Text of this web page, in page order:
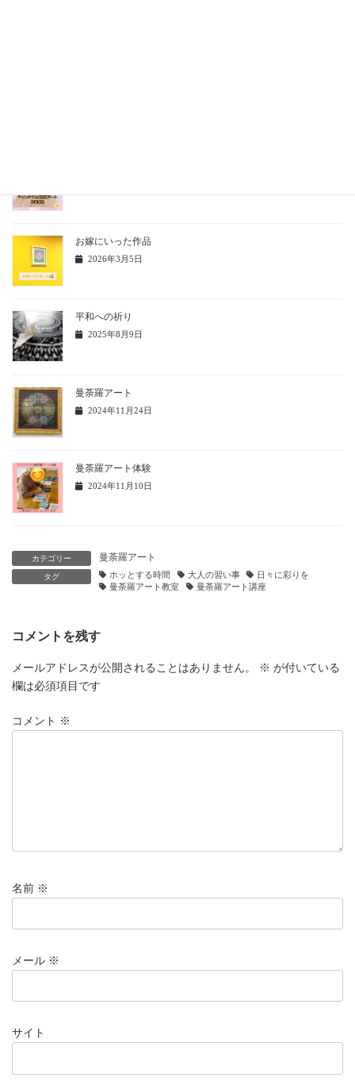
お嫁にいった作品
2026年3月5日
平和への祈り
2025年8月9日
曼荼羅アート
2024年11月24日
曼荼羅アート体験
2024年11月10日
カテゴリー 曼荼羅アート
タグ ホッとする時間 大人の習い事
日々に彩りを
曼荼羅アート教室
曼荼羅アート講座
コメントを残す
メールアドレスが公開されることはありません。 ※ が付いている
欄は必須項目です
コメント ※
名前 ※
メール ※
サイト